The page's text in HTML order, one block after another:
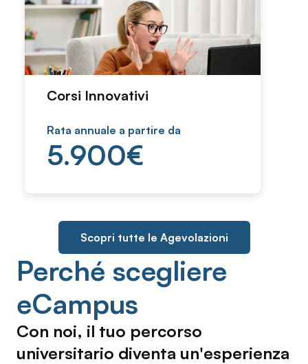
Corsi Innovativi
Rata annuale a partire da
5.900€
Scopri tutte le Agevolazioni
Perché scegliere
eCampus
Con noi, il tuo percorso
universitario diventa un'esperienza